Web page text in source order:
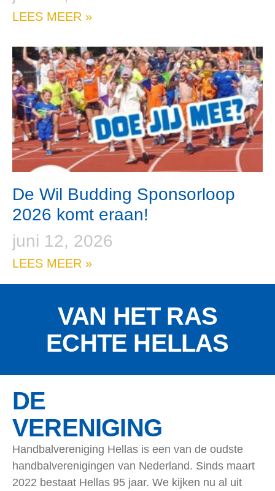
LEES MEER »
De Wil Budding Sponsorloop
2026 komt eraan!
juni 12, 2026
LEES MEER »
VAN HET RAS
ECHTE HELLAS
DE
VERENIGING
Handbalvereniging Hellas is een van de oudste
handbalverenigingen van Nederland. Sinds maart
2022 bestaat Hellas 95 jaar. We kijken nu al uit